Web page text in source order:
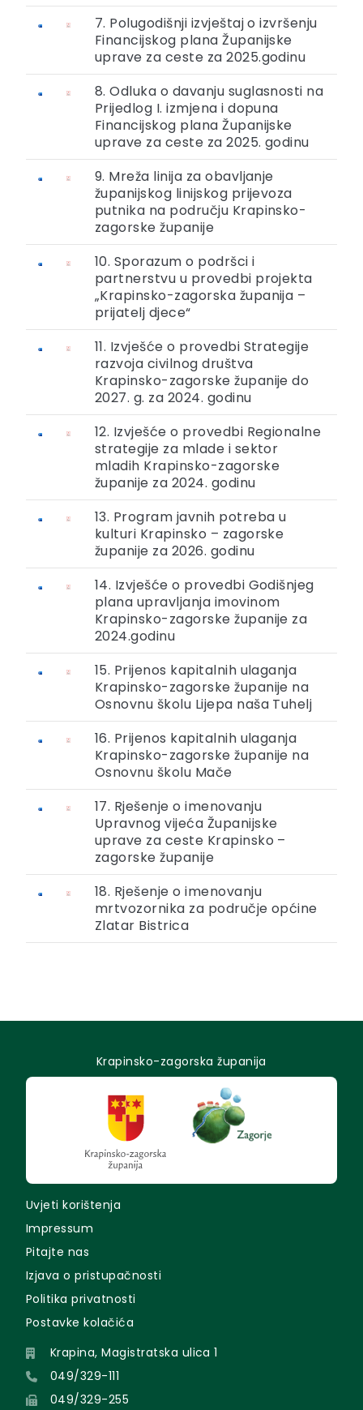
7. Polugodišnji izvještaj o izvršenju
Financijskog plana Županijske
uprave za ceste za 2025.godinu
8. Odluka o davanju suglasnosti na
Prijedlog I. izmjena i dopuna
Financijskog plana Županijske
uprave za ceste za 2025. godinu
9. Mreža linija za obavljanje
županijskog linijskog prijevoza
putnika na području Krapinsko-
zagorske županije
10. Sporazum o podršci i
partnerstvu u provedbi projekta
„Krapinsko-zagorska županija –
prijatelj djece“
11. Izvješće o provedbi Strategije
razvoja civilnog društva
Krapinsko-zagorske županije do
2027. g. za 2024. godinu
12. Izvješće o provedbi Regionalne
strategije za mlade i sektor
mladih Krapinsko-zagorske
županije za 2024. godinu
13. Program javnih potreba u
kulturi Krapinsko – zagorske
županije za 2026. godinu
14. Izvješće o provedbi Godišnjeg
plana upravljanja imovinom
Krapinsko-zagorske županije za
2024.godinu
15. Prijenos kapitalnih ulaganja
Krapinsko-zagorske županije na
Osnovnu školu Lijepa naša Tuhelj
16. Prijenos kapitalnih ulaganja
Krapinsko-zagorske županije na
Osnovnu školu Mače
17. Rješenje o imenovanju
Upravnog vijeća Županijske
uprave za ceste Krapinsko –
zagorske županije
18. Rješenje o imenovanju
mrtvozornika za područje općine
Zlatar Bistrica
Krapinsko-zagorska županija
Uvjeti korištenja
Impressum
Pitajte nas
Izjava o pristupačnosti
Politika privatnosti
Postavke kolačića
Krapina, Magistratska ulica 1
049/329-111
049/329-255